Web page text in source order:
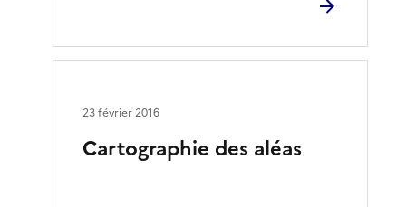
Cartographie des aléas
23 février 2016